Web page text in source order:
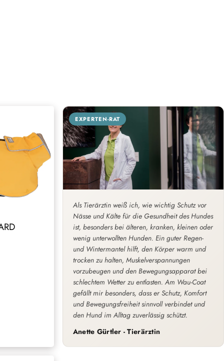
EXPERTEN-RAT
Als Tierärztin weiß ich, wie wichtig Schutz vor
Nässe und Kälte für die Gesundheit des Hundes
ist, besonders bei älteren, kranken, kleinen oder
wenig unterwollten Hunden. Ein guter Regen-
und Wintermantel hilft, den Körper warm und
trocken zu halten, Muskelverspannungen
vorzubeugen und den Bewegungsapparat bei
schlechtem Wetter zu entlasten. Am Wau-Coat
gefällt mir besonders, dass er Schutz, Komfort
und Bewegungsfreiheit sinnvoll verbindet und
den Hund im Alltag zuverlässig schützt.
Anette Gürtler - Tierärztin